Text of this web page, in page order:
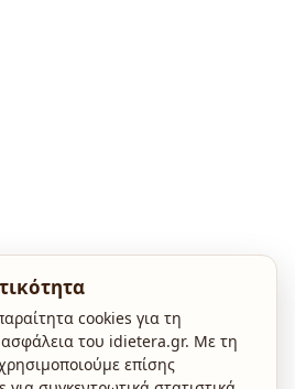
cookies για τη
ασφάλεια του idietera.gr. Με τη
επίσης